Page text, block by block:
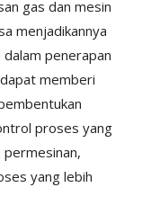
gas dan mesin
menjadikannya
penerapan
memberi
proses yang
permesinan,
yang lebih